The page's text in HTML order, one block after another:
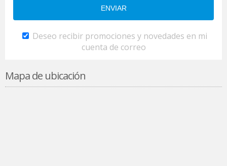
Deseo recibir promociones y novedades en mi
cuenta de correo
Mapa de ubicación